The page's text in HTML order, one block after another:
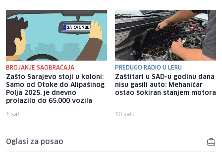
BROJANJE SAOBRAĆAJA
Zašto Sarajevo stoji u koloni:
Samo od Otoke do Alipašinog
Polja 2025. je dnevno
prolazilo do 65.000 vozila
1 sat
PREDUGO RADIO U LERU
Zaštitari u SAD-u godinu dana
nisu gasili auto: Mehaničar
ostao šokiran stanjem motora
10 sati
Oglasi za posao